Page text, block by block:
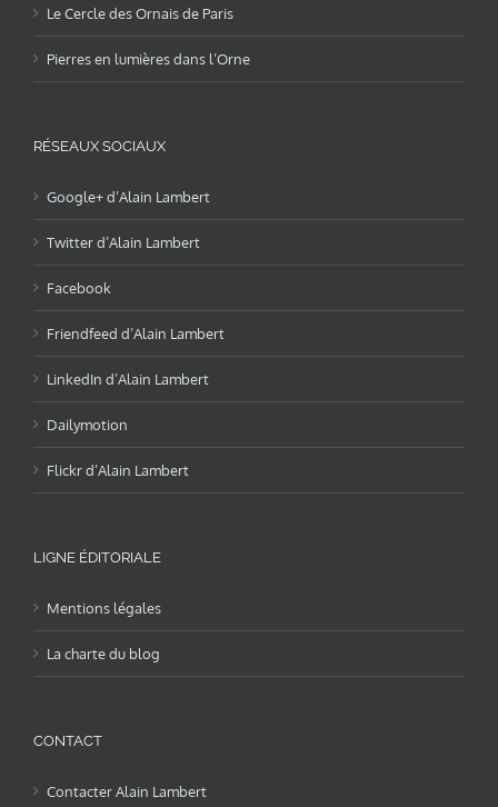
Le Cercle des Ornais de Paris
Pierres en lumières dans l’Orne
RÉSEAUX SOCIAUX
Google+ d’Alain Lambert
Twitter d’Alain Lambert
Facebook
Friendfeed d’Alain Lambert
LinkedIn d’Alain Lambert
Dailymotion
Flickr d’Alain Lambert
LIGNE ÉDITORIALE
Mentions légales
La charte du blog
CONTACT
Contacter Alain Lambert